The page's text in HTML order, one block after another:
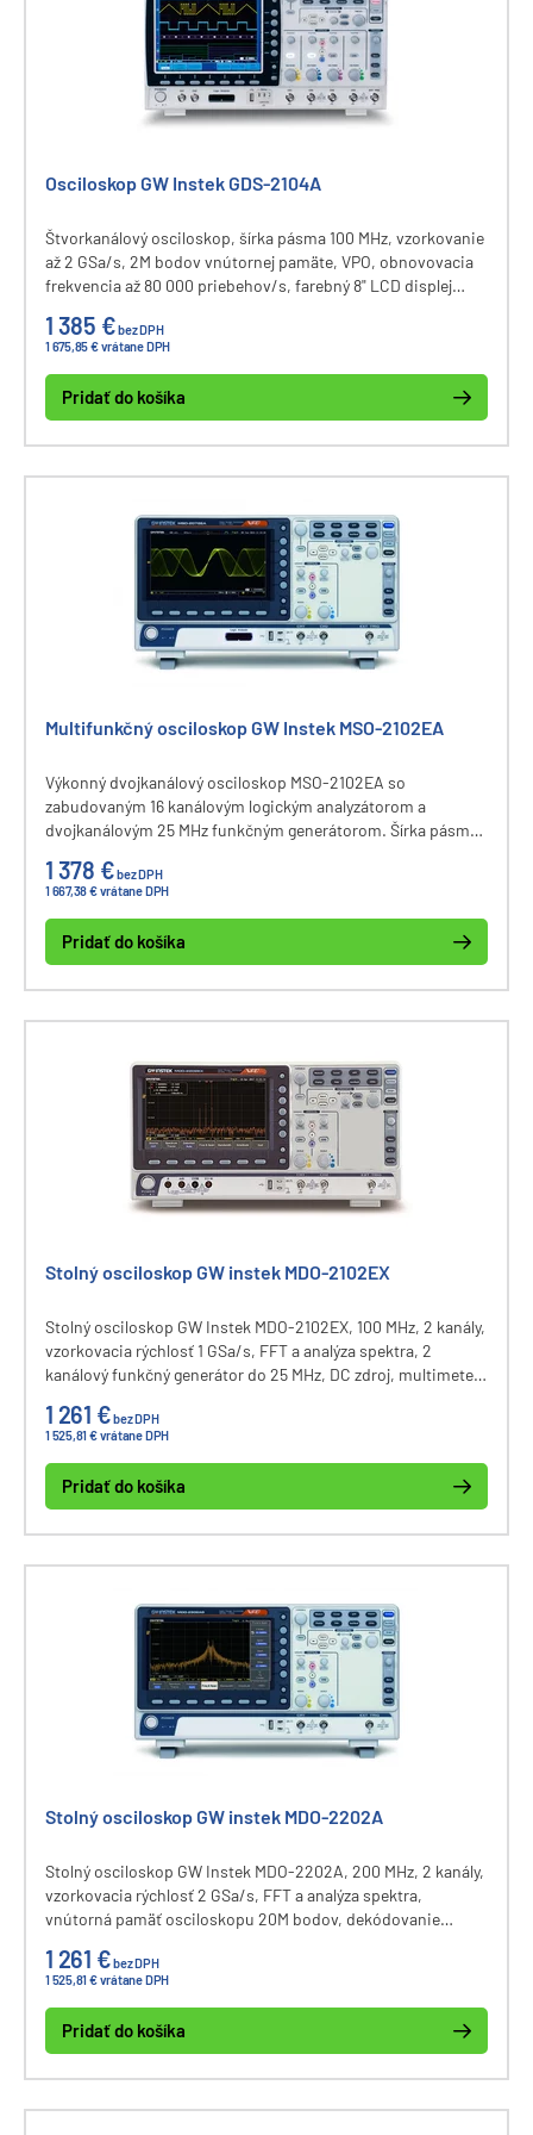
Osciloskop GW Instek GDS-2104A
Štvorkanálový osciloskop, šírka pásma 100 MHz, vzorkovanie
až 2 GSa/s, 2M bodov vnútornej pamäte, VPO, obnovovacia
frekvencia až 80 000 priebehov/s, farebný 8" LCD displej
analyzátor (8 alebo 16 kanálov), rozhranie GPIB/LAN/SVGA
alebo 2-kanálový generátor funkcií 3 MHz.
1 385 €bez DPH
1 675,85 € vrátane DPH
Pridať do košíka
Multifunkčný osciloskop GW Instek MSO-2102EA
Výkonný dvojkanálový osciloskop MSO-2102EA so
zabudovaným 16 kanálovým logickým analyzátorom a
dvojkanálovým 25 MHz funkčným generátorom. Šírka pásma
pamäť až 10 M bodov na kanál, vertikálny rozsah 1 mV - 10 V,
rozlíšenie 8 bitov. Viac ako 30 meracích funkcií, LCD 8“
displej, komunikačné rozhranie USB, Ethernet, Go-NoGo
BNC.
1 378 €bez DPH
1 667,38 € vrátane DPH
Pridať do košíka
Stolný osciloskop GW instek MDO-2102EX
Stolný osciloskop GW Instek MDO-2102EX, 100 MHz, 2 kanály,
vzorkovacia rýchlosť 1 GSa/s, FFT a analýza spektra, 2
kanálový funkčný generátor do 25 MHz, DC zdroj, multimeter,
zberníc I2C, UART, CAN, LIN, displej 8", komunikačné
rozhranie USB a LAN.
1 261 €bez DPH
1 525,81 € vrátane DPH
Pridať do košíka
Stolný osciloskop GW instek MDO-2202A
Stolný osciloskop GW Instek MDO-2202A, 200 MHz, 2 kanály,
vzorkovacia rýchlosť 2 GSa/s, FFT a analýza spektra,
vnútorná pamäť osciloskopu 20M bodov, dekódovanie
rozhranie USB a LAN.
1 261 €bez DPH
1 525,81 € vrátane DPH
Pridať do košíka